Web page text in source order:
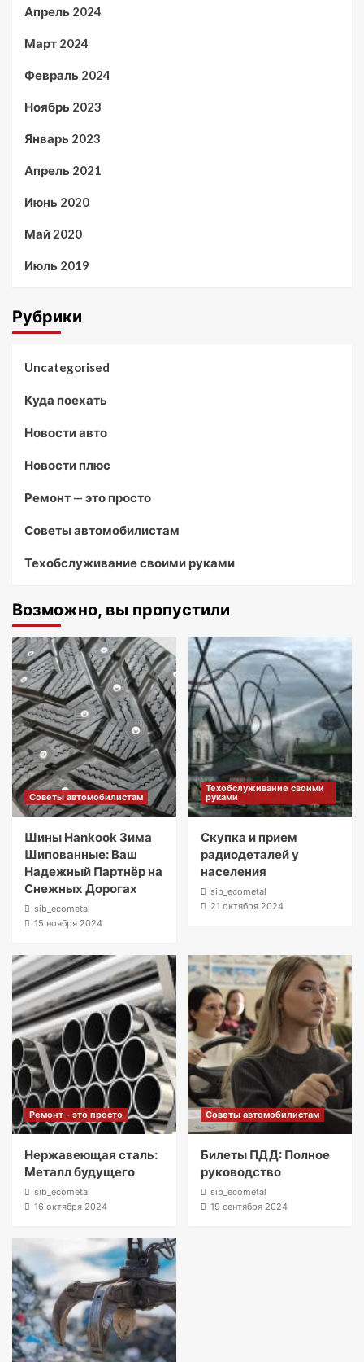
Апрель 2024
Март 2024
Февраль 2024
Ноябрь 2023
Январь 2023
Апрель 2021
Июнь 2020
Май 2020
Июль 2019
Рубрики
Uncategorised
Куда поехать
Новости авто
Новости плюс
Ремонт — это просто
Советы автомобилистам
Техобслуживание своими руками
Возможно, вы пропустили
Советы автомобилистам
Шины Hankook Зима
Шипованные: Ваш
Надежный Партнёр на
Снежных Дорогах
sib_ecometal
15 ноября 2024
Техобслуживание своими
руками
Скупка и прием
радиодеталей у
населения
sib_ecometal
21 октября 2024
Ремонт - это просто
Нержавеющая сталь:
Металл будущего
sib_ecometal
16 октября 2024
Советы автомобилистам
Билеты ПДД: Полное
руководство
sib_ecometal
19 сентября 2024